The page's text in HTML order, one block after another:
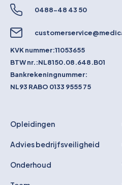
0488-48 43 50
KVK nummer:11053655
BTW nr.:NL8150.08.648.B01
Bankrekeningnummer:
NL93 RABO 0133 9555 75
Opleidingen
Advies bedrijfsveiligheid
Onderhoud